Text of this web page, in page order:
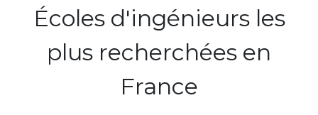
Écoles d'ingénieurs les
plus recherchées en
France